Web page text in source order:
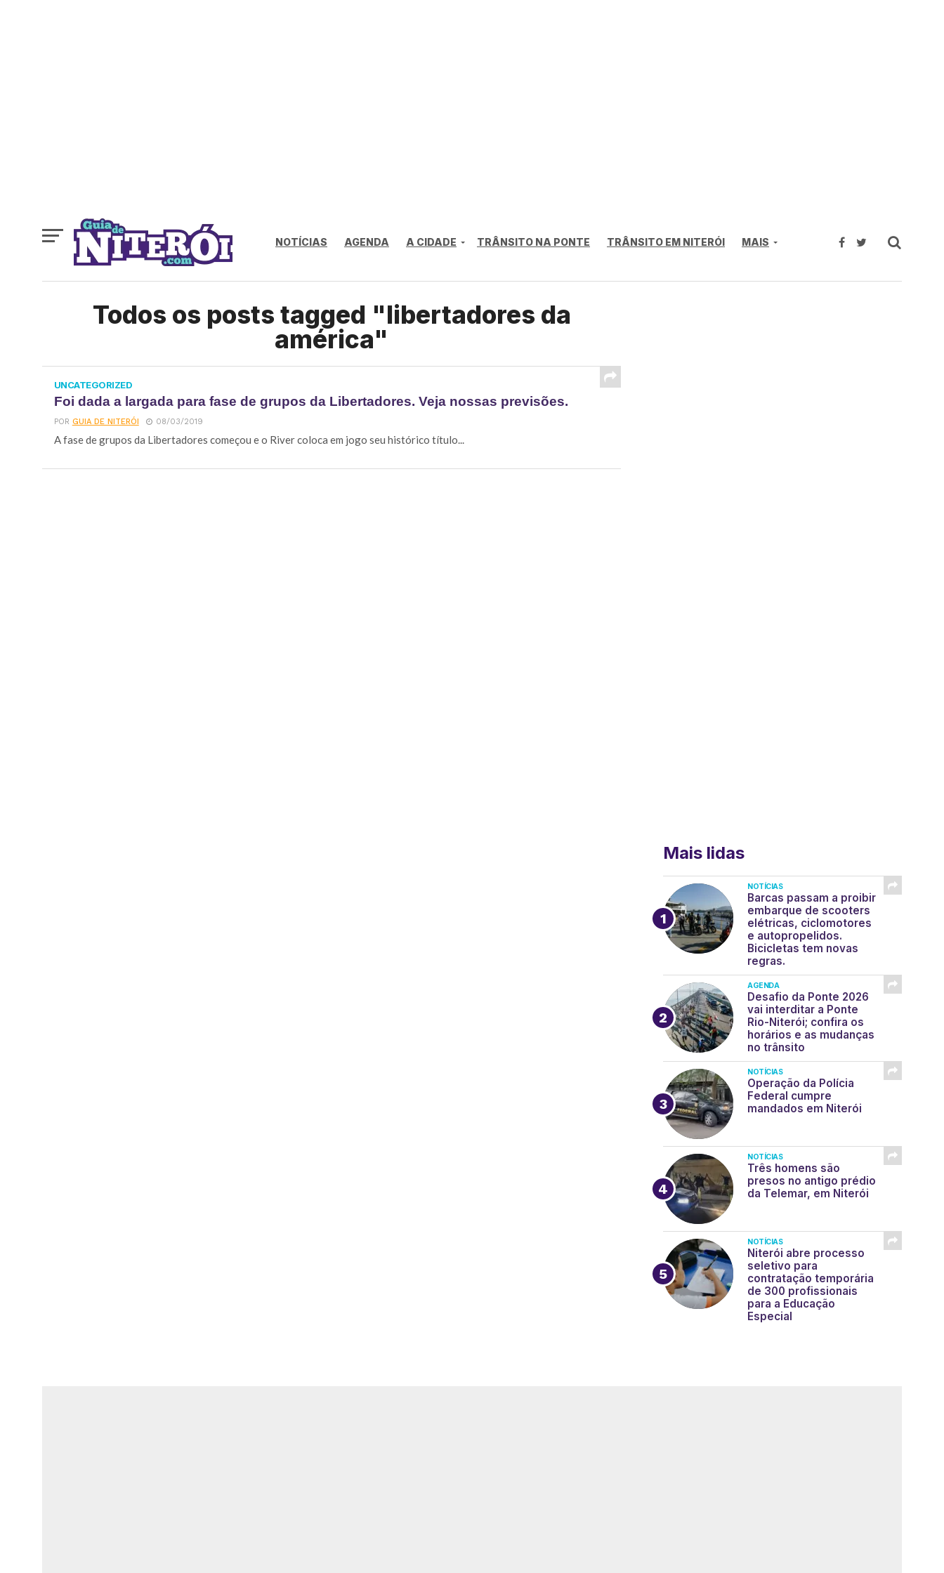
NOTÍCIAS AGENDA A CIDADE TRÂNSITO NA PONTE TRÂNSITO EM NITERÓI MAIS
Todos os posts tagged "libertadores da
américa"
UNCATEGORIZED
Foi dada a largada para fase de grupos da Libertadores. Veja nossas previsões.
POR GUIA DE NITERÓI 08/03/2019
A fase de grupos da Libertadores começou e o River coloca em jogo seu histórico título...
Mais lidas
NOTÍCIAS
Barcas passam a proibir
embarque de scooters
elétricas, ciclomotores
e autopropelidos.
Bicicletas tem novas
regras.
AGENDA
Desafio da Ponte 2026
vai interditar a Ponte
Rio-Niterói; confira os
horários e as mudanças
no trânsito
NOTÍCIAS
Operação da Polícia
Federal cumpre
mandados em Niterói
NOTÍCIAS
Três homens são
presos no antigo prédio
da Telemar, em Niterói
NOTÍCIAS
Niterói abre processo
seletivo para
contratação temporária
de 300 profissionais
para a Educação
Especial